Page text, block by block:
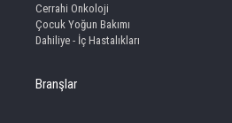
Cerrahi Onkoloji
Çocuk Yoğun Bakımı
Dahiliye - İç Hastalıkları
Branşlar